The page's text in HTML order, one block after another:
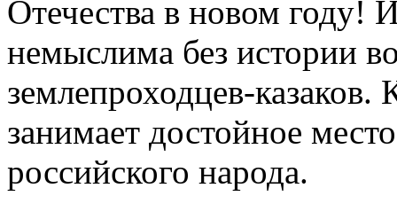
Отечества в новом году!
немыслима без истории
землепроходцев-казаков.
занимает достойное
российского народа.